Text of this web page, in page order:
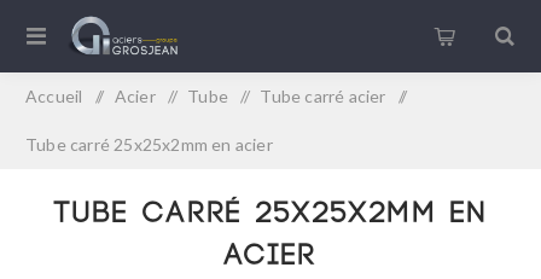
Accueil / Acier / Tube / Tube carré acier /
Tube carré 25x25x2mm en acier
Tube carré 25x25x2mm en
acier